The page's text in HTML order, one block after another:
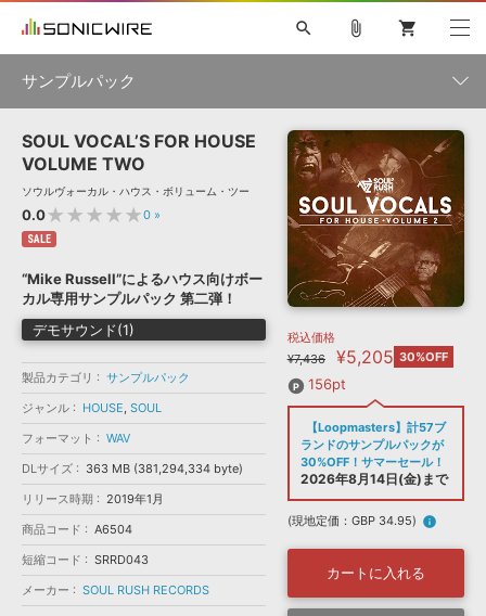
ソフト音源 »
プラグイン・エフェクト »
サンプルパック »
ソフトウェア／ツール »
DAW »
効果音 »
BGM »
キャンペーン »
特集 »
ニュースレター »
SONICWIREブログ »
製品サポート情報 »
DTMガイド »
FAQ »
お問い合わせ »
音楽カード
楽曲配信流通 サービス
無償のサウンド管理ソフト
次世代型 ボーカル・エディタ
search
初音ミク NT 鏡音リン・レン V4X 巡音ルカ V4X
MEIKO V3
KAITO V3
VOCALOID TOONTRACK
SPITFIRE AUDIO
VIENNA
EZ DRUMMER 3
ライセンスフリーBGM
ボーカル抜き出し
DUBSTEP
MUTANT
ROUTER.FM
SONOCA
ソフト音源 プラグイン・エフェクト
ソフトウェア／ツール 効果音
attach_file shopping_cart
サンプルパック
製品一覧
ジャンル
フォーマット
ランキング
SOUL VOCAL’S FOR HOUSE
VOLUME TWO
ソウルヴォーカル・ハウス・ボリューム・ツー
0.0★★★★★0 »
SALE
“Mike Russell”によるハウス向けボー
カル専用サンプルパック 第二弾！
デモサウンド(1)
製品カテゴリ
サンプルパック
ジャンル
HOUSE, SOUL
フォーマット
WAV
DLサイズ
363 MB (381,294,334 byte)
リリース時期
2019年1月
商品コード
A6504
短縮コード
SRRD043
メーカー
SOUL RUSH RECORDS
税込価格
¥7,436
¥5,205 30%OFF
156pt
【Loopmasters】計57ブ
ランドのサンプルパックが
30%OFF！サマーセール！
2026年8月14日(金)まで
(現地定価：GBP 34.95) info
カートに入れる